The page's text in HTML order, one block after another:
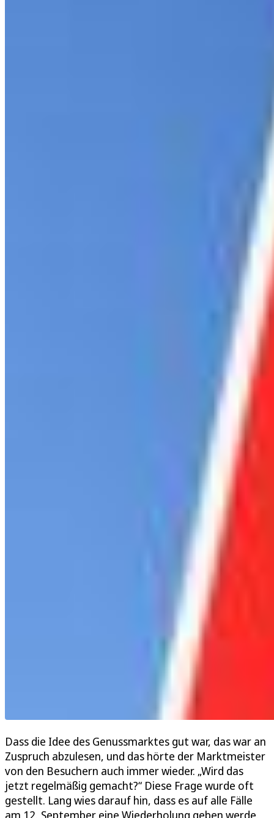
Dass die Idee des Genussmarktes gut war, das war an
Zuspruch abzulesen, und das hörte der Marktmeister
von den Besuchern auch immer wieder. „Wird das
jetzt regelmäßig gemacht?“ Diese Frage wurde oft
gestellt. Lang wies darauf hin, dass es auf alle Fälle